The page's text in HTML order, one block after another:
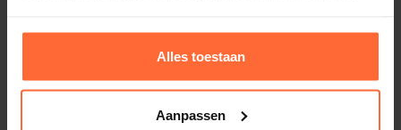
Alles toestaan
Aanpassen